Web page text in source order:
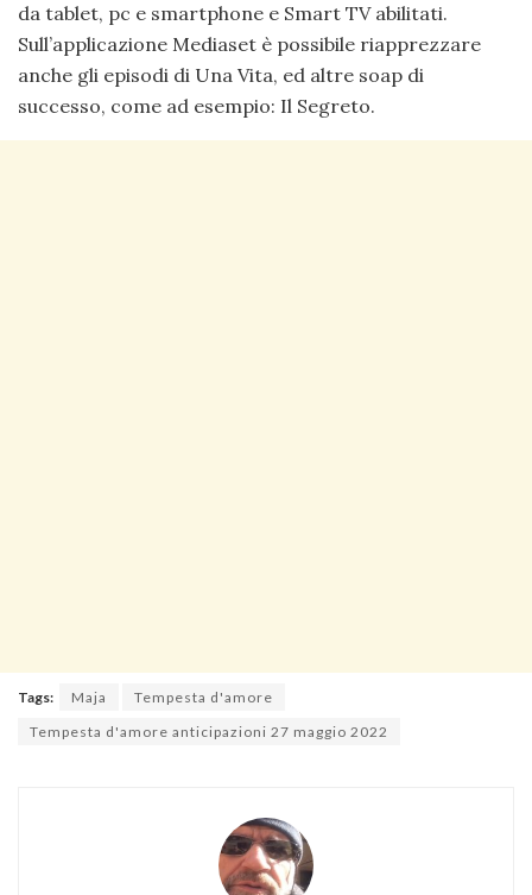
da tablet, pc e smartphone e Smart TV abilitati.
Sull’applicazione Mediaset è possibile riapprezzare
anche gli episodi di Una Vita, ed altre soap di
successo, come ad esempio: Il Segreto.
Tags: Maja
Tempesta d'amore
Tempesta d'amore anticipazioni 27 maggio 2022